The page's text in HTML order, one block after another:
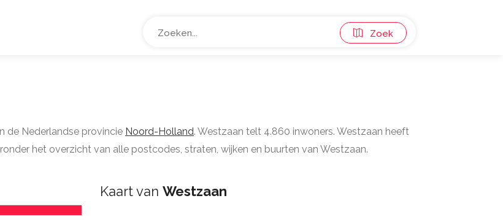
Zoek
de Nederlandse provincie Noord-Holland. Westzaan telt 4.860 inwoners. Westzaan heeft
het overzicht van alle postcodes, straten, wijken en buurten van Westzaan.
Kaart van Westzaan